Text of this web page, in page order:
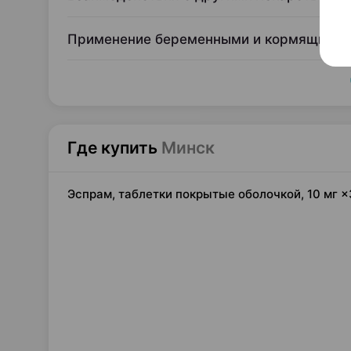
Применение беременными и кормящими
Где купить Минск
Эспрам, таблетки покрытые оболочкой, 10 мг